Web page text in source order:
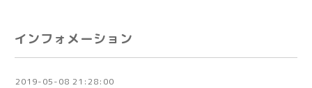
インフォメーション
2019-05-08 21:28:00